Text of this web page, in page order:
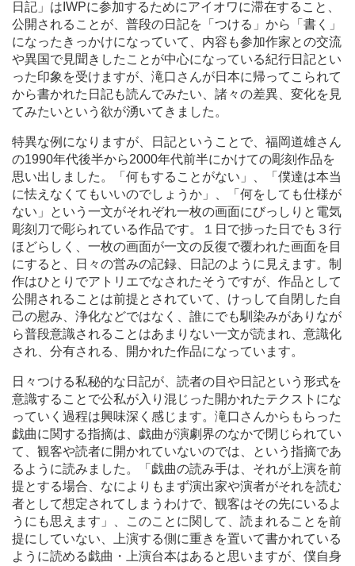
日記」はIWPに参加するためにアイオワに滞在すること、
公開されることが、普段の日記を「つける」から「書く」
になったきっかけになっていて、内容も参加作家との交流
や異国で見聞きしたことが中心になっている紀行日記とい
った印象を受けますが、滝口さんが日本に帰ってこられて
から書かれた日記も読んでみたい、諸々の差異、変化を見
てみたいという欲が湧いてきました。
特異な例になりますが、日記ということで、福岡道雄さん
の1990年代後半から2000年代前半にかけての彫刻作品を
思い出しました。「何もすることがない」、「僕達は本当
に怯えなくてもいいのでしょうか」、「何をしても仕様が
ない」という一文がそれぞれ一枚の画面にびっしりと電気
彫刻刀で彫られている作品です。１日で捗った日でも３行
ほどらしく、一枚の画面が一文の反復で覆われた画面を目
にすると、日々の営みの記録、日記のように見えます。制
作はひとりでアトリエでなされたそうですが、作品として
公開されることは前提とされていて、けっして自閉した自
己の慰み、浄化などではなく、誰にでも馴染みがありなが
ら普段意識されることはあまりない一文が読まれ、意識化
され、分有される、開かれた作品になっています。
日々つける私秘的な日記が、読者の目や日記という形式を
意識することで公私が入り混じった開かれたテクストにな
っていく過程は興味深く感じます。滝口さんからもらった
戯曲に関する指摘は、戯曲が演劇界のなかで閉じられてい
て、観客や読者に開かれていないのでは、という指摘であ
るように読みました。「戯曲の読み手は、それが上演を前
提とする場合、なによりもまず演出家や演者がそれを読む
者として想定されてしまうわけで、観客はその先にいるよ
うにも思えます」、このことに関して、読まれることを前
提にしていない、上演する側に重きを置いて書かれている
ように読める戯曲・上演台本はあると思いますが、僕自身